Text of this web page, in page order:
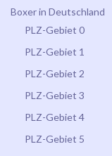
Boxer in Deutschland
PLZ-Gebiet 0
PLZ-Gebiet 1
PLZ-Gebiet 2
PLZ-Gebiet 3
PLZ-Gebiet 4
PLZ-Gebiet 5